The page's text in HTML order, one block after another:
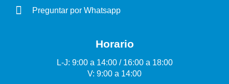
Preguntar por Whatsapp
Horario
L-J: 9:00 a 14:00 / 16:00 a 18:00
V: 9:00 a 14:00